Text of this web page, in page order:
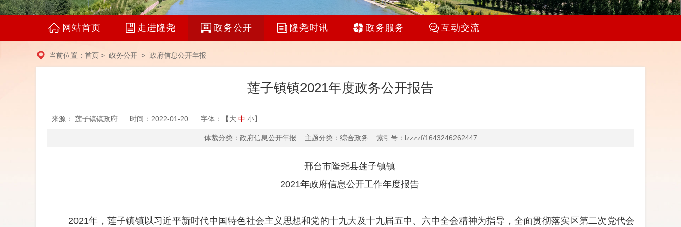
网站首页 走进隆尧 政务公开 隆尧时讯 政务服务 互动交流
当前位置： 首页 > 政务公开 > 政府信息公开年报
莲子镇镇2021年度政务公开报告
来源： 莲子镇镇政府 时间：2022-01-20 字体：【大 中 小】
体裁分类：政府信息公开年报 主题分类：综合政务 索引号：lzzzzf/1643246262447
邢台市隆尧县莲子镇镇
2021年政府信息公开工作年度报告
2021年， 莲子镇镇以习近平新时代中国特色社会主义思想和党的十九大及十九届五中 、六中全会精神为指导， 全面贯彻落实区第二次党代会